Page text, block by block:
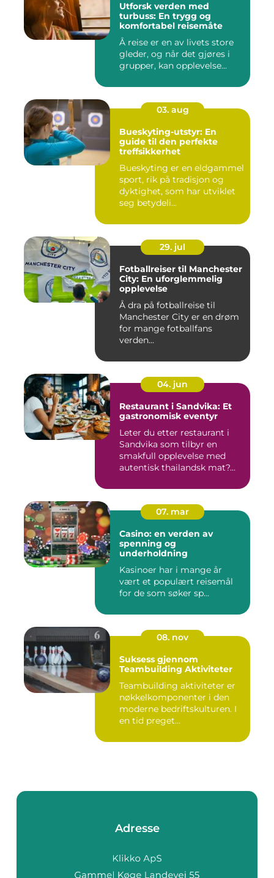
Utforsk verden med
turbuss: En trygg og
komfortabel reisemåte
Å reise er en av livets store
gleder, og når det gjøres i
grupper, kan opplevelse...
03. aug
Bueskyting-utstyr: En
guide til den perfekte
treffsikkerhet
Bueskyting er en eldgammel
sport, rik på tradisjon og
dyktighet, som har utviklet
seg betydeli...
29. jul
Fotballreiser til Manchester
City: En uforglemmelig
opplevelse
Å dra på fotballreise til
Manchester City er en drøm
for mange fotballfans
verden...
04. jun
Restaurant i Sandvika: Et
gastronomisk eventyr
Leter du etter restaurant i
Sandvika som tilbyr en
smakfull opplevelse med
autentisk thailandsk mat?...
07. mar
Casino: en verden av
spenning og
underholdning
Kasinoer har i mange år
vært et populært reisemål
for de som søker sp...
08. nov
Suksess gjennom
Teambuilding Aktiviteter
Teambuilding aktiviteter er
nøkkelkomponenter i den
moderne bedriftskulturen. I
en tid preget...
Adresse